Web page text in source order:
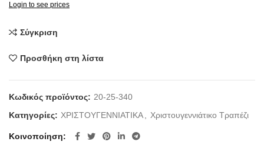
Login to see prices
Σύγκριση
Προσθήκη στη λίστα
Κωδικός προϊόντος: 20-25-340
Κατηγορίες: ΧΡΙΣΤΟΥΓΕΝΝΙΑΤΙΚΑ Χριστουγεννιάτικο Τραπέζι
Κοινοποίηση